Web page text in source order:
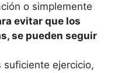
o simplemente
evitar que los
se pueden seguir
suficiente ejercicio,